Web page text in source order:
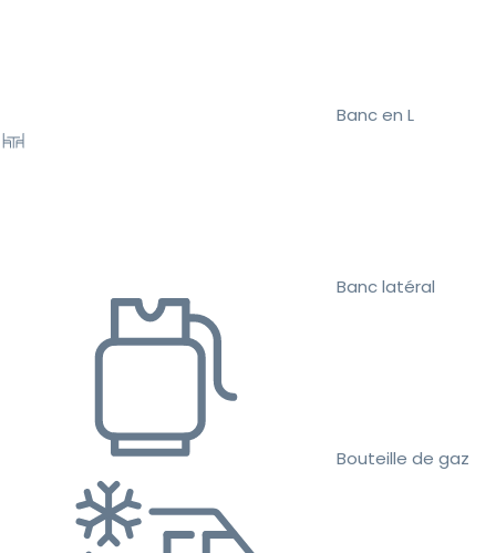
Banc en L
Banc latéral
Bouteille de gaz